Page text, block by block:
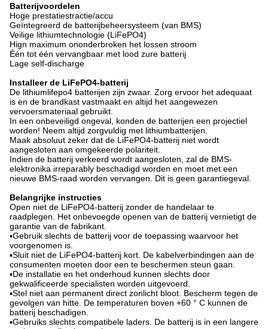
Batterijvoordelen
Hoge prestatiestractie/accu
Geïntegreerd de batterijbeheersysteem (van BMS)
Veilige lithiumtechnologie (LiFePO4)
Hign maximum ononderbroken het lossen stroom
Één tot één vervangbaar met lood zure batterij
Lage self-discharge
Installeer de LiFePO4-batterij
De lithiumlifepo4 batterijen zijn zwaar. Zorg ervoor het adequaat
is en de brandkast vastmaakt en altijd het aangewezen
vervoersmateriaal gebruikt.
In een onbeveiligd ongeval, konden de batterijen een projectiel
worden! Neem altijd zorgvuldig met lithiumbatterijen.
Maak absoluut zeker dat de LiFePO4-batterij niet wordt
aangesloten aan omgekeerde polariteit.
Indien de batterij verkeerd wordt aangesloten, zal de BMS-
elektronika irreparably beschadigd worden en moet met een
nieuwe BMS-raad worden vervangen. Dit is geen garantiegeval.
Belangrijke instructies
Open niet de LiFePO4-batterij zonder de handelaar te
raadplegen. Het onbevoegde openen van de batterij vernietigt de
garantie van de fabrikant.
▪Gebruik slechts de batterij voor de toepassing waarvoor het
voorgenomen is.
▪Sluit niet de LiFePO4-batterij kort. De kabelverbindingen aan de
consumenten moeten door een te beschermen steun gaan.
▪De installatie en het onderhoud kunnen slechts door
gekwalificeerde specialisten worden uitgevoerd.
▪Stel niet aan permanent direct zonlicht bloot. Bescherm tegen de
gevolgen van hitte. De temperaturen boven +60 ° C kunnen de
batterij beschadigen.
▪Gebruiks slechts compatibele laders. De batterij is in een langere